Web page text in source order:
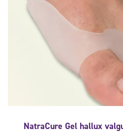
NatraCure Gel hallux